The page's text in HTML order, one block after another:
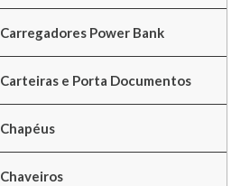
Carregadores Power Bank
Carteiras e Porta Documentos
Chapéus
Chaveiros